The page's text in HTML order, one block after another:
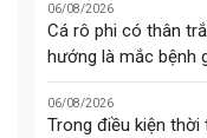
06/08/2026
Cá rô phi có thân
hướng là mắc bệnh
06/08/2026
Trong điều kiện thời